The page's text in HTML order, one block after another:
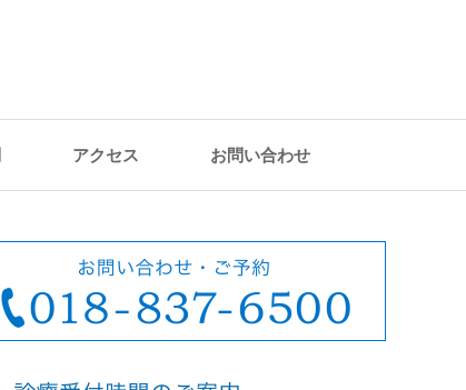
アクセス お問い合わせ